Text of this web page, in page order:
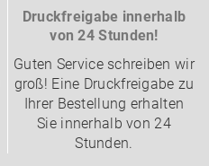
Druckfreigabe innerhalb
von 24 Stunden!
Guten Service schreiben wir
groß! Eine Druckfreigabe zu
Ihrer Bestellung erhalten
Sie innerhalb von 24
Stunden.